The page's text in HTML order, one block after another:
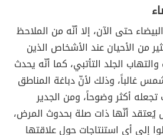
البيضاء حتى الآن، إلا أنّه من الملاحظ
من الأحيان عند الأشخاص الذين
الجلد التأتبي، كما أنّه يحدث
غالباً، وذلك لأنّ دباغة المناطق
تجعله أكثر وضوحاً، ومن الجدير
يُعتقد أنّها ذات صلة بحدوث المرض،
إلى أي استنتاجات حول علاقتها